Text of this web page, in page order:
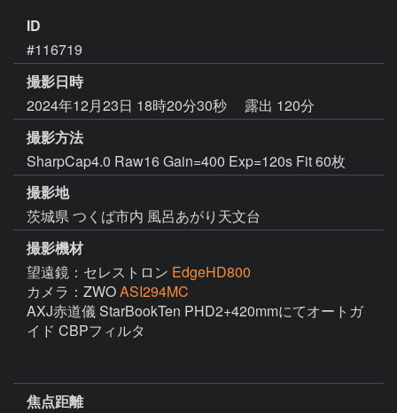
ID
#116719
撮影日時
2024年12月23日 18時20分30秒
露出 120分
撮影方法
SharpCap4.0 Raw16 Gain=400 Exp=120s Fit 60枚
撮影地
茨城県 つくば市内 風呂あがり天文台
撮影機材
望遠鏡：セレストロン EdgeHD800
カメラ：ZWOASI294MC
AXJ赤道儀 StarBookTen PHD2+420mmにてオートガ
イド CBPフィルタ
焦点距離